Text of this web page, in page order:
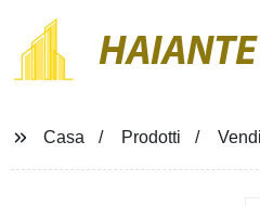
HAIANTE
Casa Prodotti